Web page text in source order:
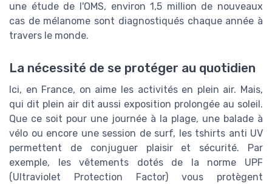
une étude de l'OMS, environ 1,5 million de nouveaux
cas de mélanome sont diagnostiqués chaque année à
travers le monde.
La nécessité de se protéger au quotidien
Ici, en France, on aime les activités en plein air. Mais,
qui dit plein air dit aussi exposition prolongée au soleil.
Que ce soit pour une journée à la plage, une balade à
vélo ou encore une session de surf, les tshirts anti UV
permettent de conjuguer plaisir et sécurité. Par
exemple, les vêtements dotés de la norme UPF
(Ultraviolet Protection Factor) vous protègent